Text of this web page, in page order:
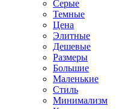
Серые
Темные
Цена
Элитные
Дешевые
Размеры
Большие
Маленькие
Стиль
Минимализм